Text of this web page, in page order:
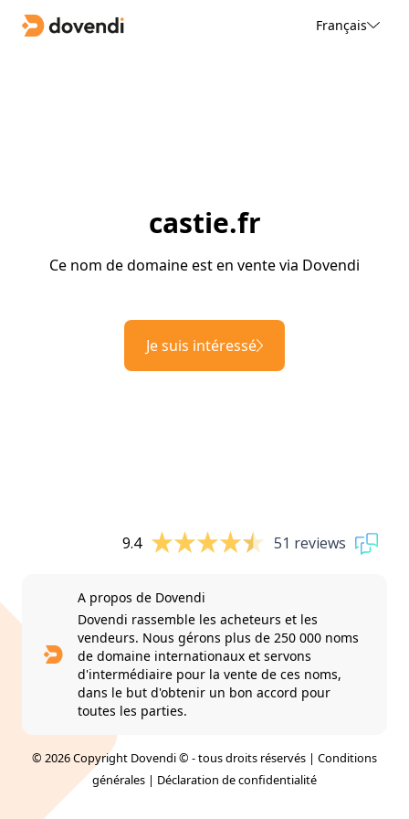
Français
castie.fr
Ce nom de domaine est en vente via Dovendi
Je suis intéressé
9.4 51 reviews
A propos de Dovendi
Dovendi rassemble les acheteurs et les
vendeurs. Nous gérons plus de 250 000 noms
de domaine internationaux et servons
d'intermédiaire pour la vente de ces noms,
dans le but d'obtenir un bon accord pour
toutes les parties.
© 2026 Copyright Dovendi © - tous droits réservés | Conditions
générales | Déclaration de confidentialité